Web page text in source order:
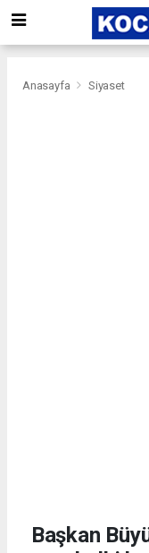
Anasayfa Siyaset
Başkan